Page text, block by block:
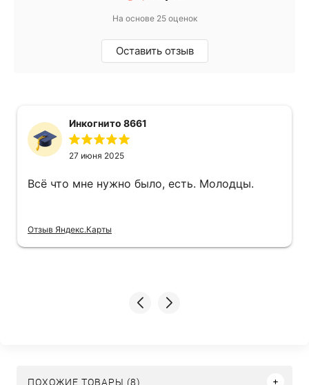
На основе 25 оценок
Оставить отзыв
Инкогнито 8661
27 июня 2025
Всё что мне нужно было, есть. Молодцы.
Отзыв Яндекс.Карты
ПОХОЖИЕ ТОВАРЫ (8)